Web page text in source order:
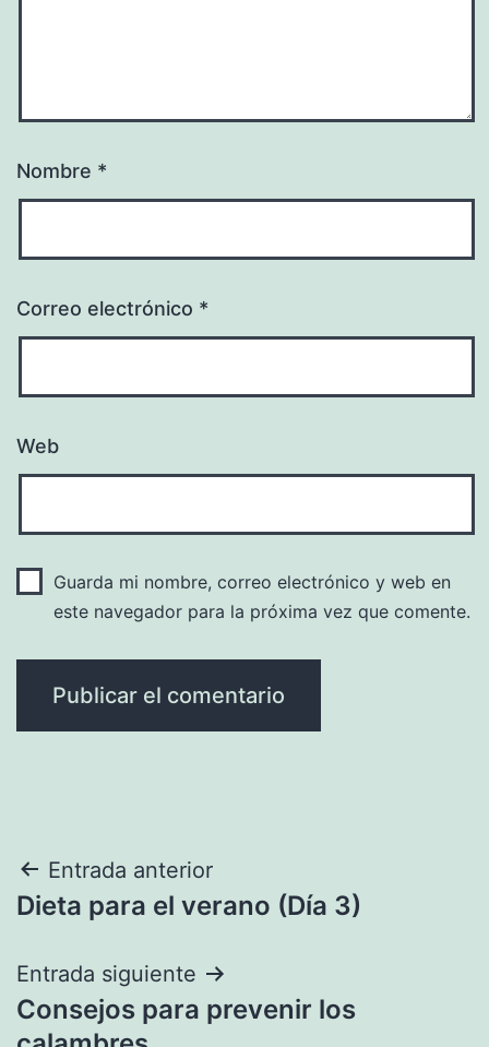
Nombre *
Correo electrónico *
Web
Guarda mi nombre, correo electrónico y web en
este navegador para la próxima vez que comente.
Navegación
de
entradas
Entrada anterior
Dieta para el verano (Día 3)
Entrada siguiente
Consejos para prevenir los